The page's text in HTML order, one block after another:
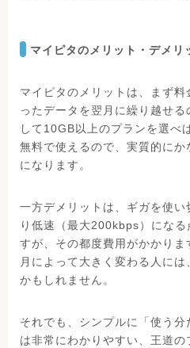
マイピタのメリット・デメリ
マイピタのメリットは、まず
ったデータを翌月に繰り越せ
して10GB以上のプランを選べ
無料で使えるので、実質的に
になります。
一方デメリットは、ギガを使
り低速（最大200kbps）になる
すが、その都度費用がかかり
月によって大きく変わる人に
かもしれません。
それでも、シンプルに「使う
は非常にわかりやすい、王道の